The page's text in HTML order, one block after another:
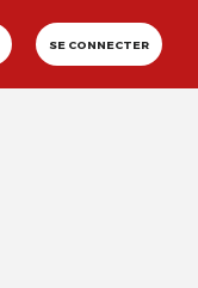
SE CONNECTER